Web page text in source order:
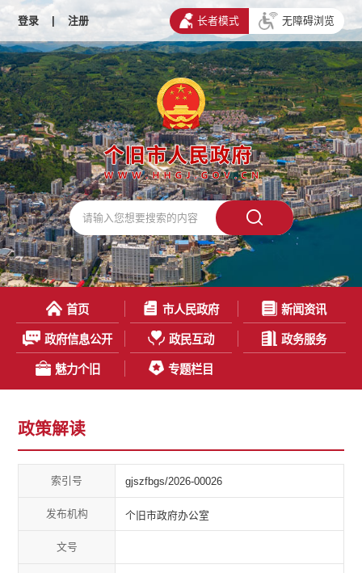
登录 | 注册 长者模式 无障碍浏览
首页 市人民政府 新闻资讯
政府信息公开 政民互动 政务服务
魅力个旧 专题栏目
政策解读
索引号 gjszfbgs/2026-00026
发布机构 个旧市政府办公室
文号